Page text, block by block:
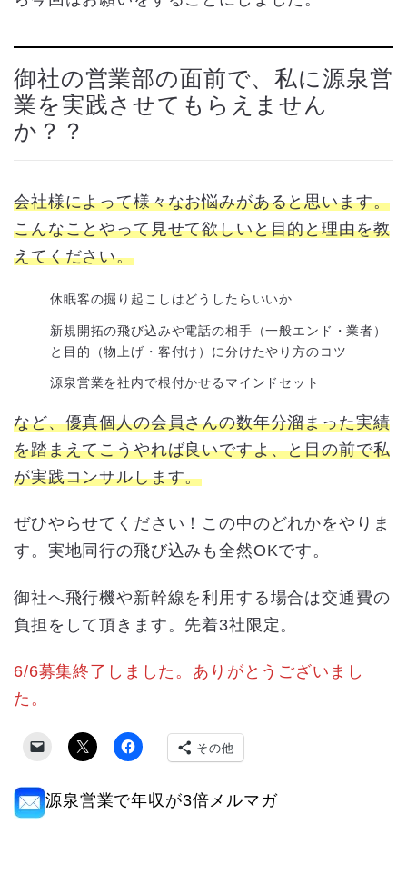
御社の営業部の面前で、私に源泉営
業を実践させてもらえません
か？？
会社様によって様々なお悩みがあると思います。
こんなことやって見せて欲しいと目的と理由を教
えてください。
休眠客の掘り起こしはどうしたらいいか
新規開拓の飛び込みや電話の相手（一般エンド・業者）
と目的（物上げ・客付け）に分けたやり方のコツ
源泉営業を社内で根付かせるマインドセット
など、優真個人の会員さんの数年分溜まった実績
を踏まえてこうやれば良いですよ、と目の前で私
が実践コンサルします。
ぜひやらせてください！この中のどれかをやりま
す。実地同行の飛び込みも全然OKです。
御社へ飛行機や新幹線を利用する場合は交通費の
負担をして頂きます。先着3社限定。
6/6募集終了しました。ありがとうございまし
た。
その他
源泉営業で年収が3倍メルマガ